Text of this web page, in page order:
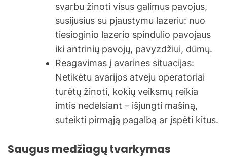
svarbu žinoti visus galimus pavojus,
susijusius su pjaustymu lazeriu: nuo
tiesioginio lazerio spindulio pavojaus
iki antrinių pavojų, pavyzdžiui, dūmų.
Reagavimas į avarines situacijas:
Netikėtu avarijos atveju operatoriai
turėtų žinoti, kokių veiksmų reikia
imtis nedelsiant – išjungti mašiną,
suteikti pirmąją pagalbą ar įspėti kitus.
Saugus medžiagų tvarkymas